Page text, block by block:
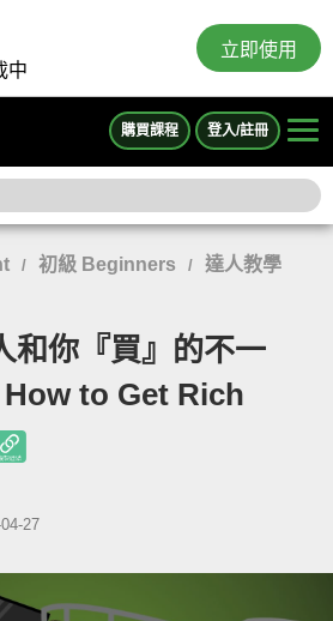
中
立即使用
購買課程 登入/註冊
/ 初級 Beginners /
達人教學
和你『買』的不一
How to Get Rich
27